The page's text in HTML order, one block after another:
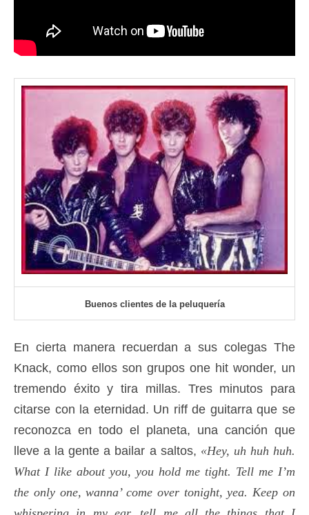
Buenos clientes de la peluquería
En cierta manera recuerdan a sus colegas The
Knack, como ellos son grupos one hit wonder, un
tremendo éxito y tira millas. Tres minutos para
citarse con la eternidad. Un riff de guitarra que se
reconozca en todo el planeta, una canción que
lleve a la gente a bailar a saltos, «Hey, uh huh huh.
What I like about you, you hold me tight. Tell me I’m
the only one, wanna’ come over tonight, yea. Keep on